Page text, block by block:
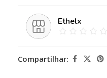
Ethelx
Compartilhar: